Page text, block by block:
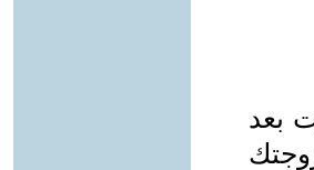
بعد